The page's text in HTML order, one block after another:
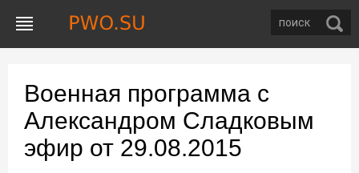
Военная программа с
Александром Сладковым
эфир от 29.08.2015